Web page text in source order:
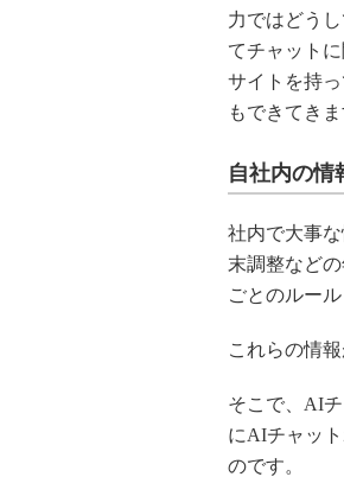
力ではどう
てチャット
サイトを持
もできてきま
自社内の情
社内で大事
末調整など
ごとのルー
これらの情
そこで、AI
にAIチャッ
のです。